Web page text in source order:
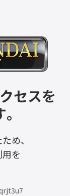
セスを
め、
を